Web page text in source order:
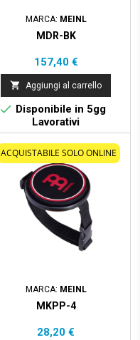
MARCA: MEINL
MDR-BK
Prezzo
157,40 €
 Aggiungi al carrello
 Disponibile in 5gg
Lavorativi
ACQUISTABILE SOLO ONLINE
MARCA: MEINL
MKPP-4
Prezzo
28,20 €